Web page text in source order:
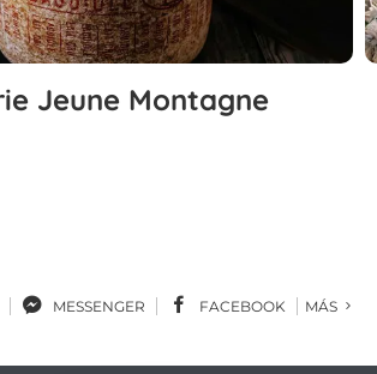
Jeune Montagne
MESSENGER FACEBOOK MÁS